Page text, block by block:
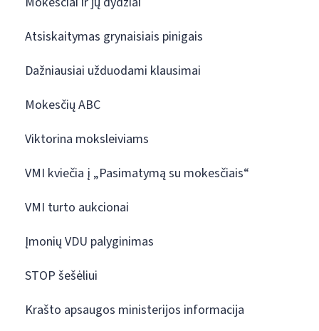
Atsiskaitymas grynaisiais pinigais
Dažniausiai užduodami klausimai
Mokesčių ABC
Viktorina moksleiviams
VMI kviečia į „Pasimatymą su mokesčiais“
VMI turto aukcionai
Įmonių VDU palyginimas
STOP šešėliui
Krašto apsaugos ministerijos informacija